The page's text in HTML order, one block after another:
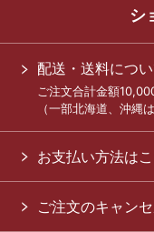
シ
配送・送料につ
ご注文合計金額
（一部北海道、沖縄
お支払い方法は
ご注文のキャン